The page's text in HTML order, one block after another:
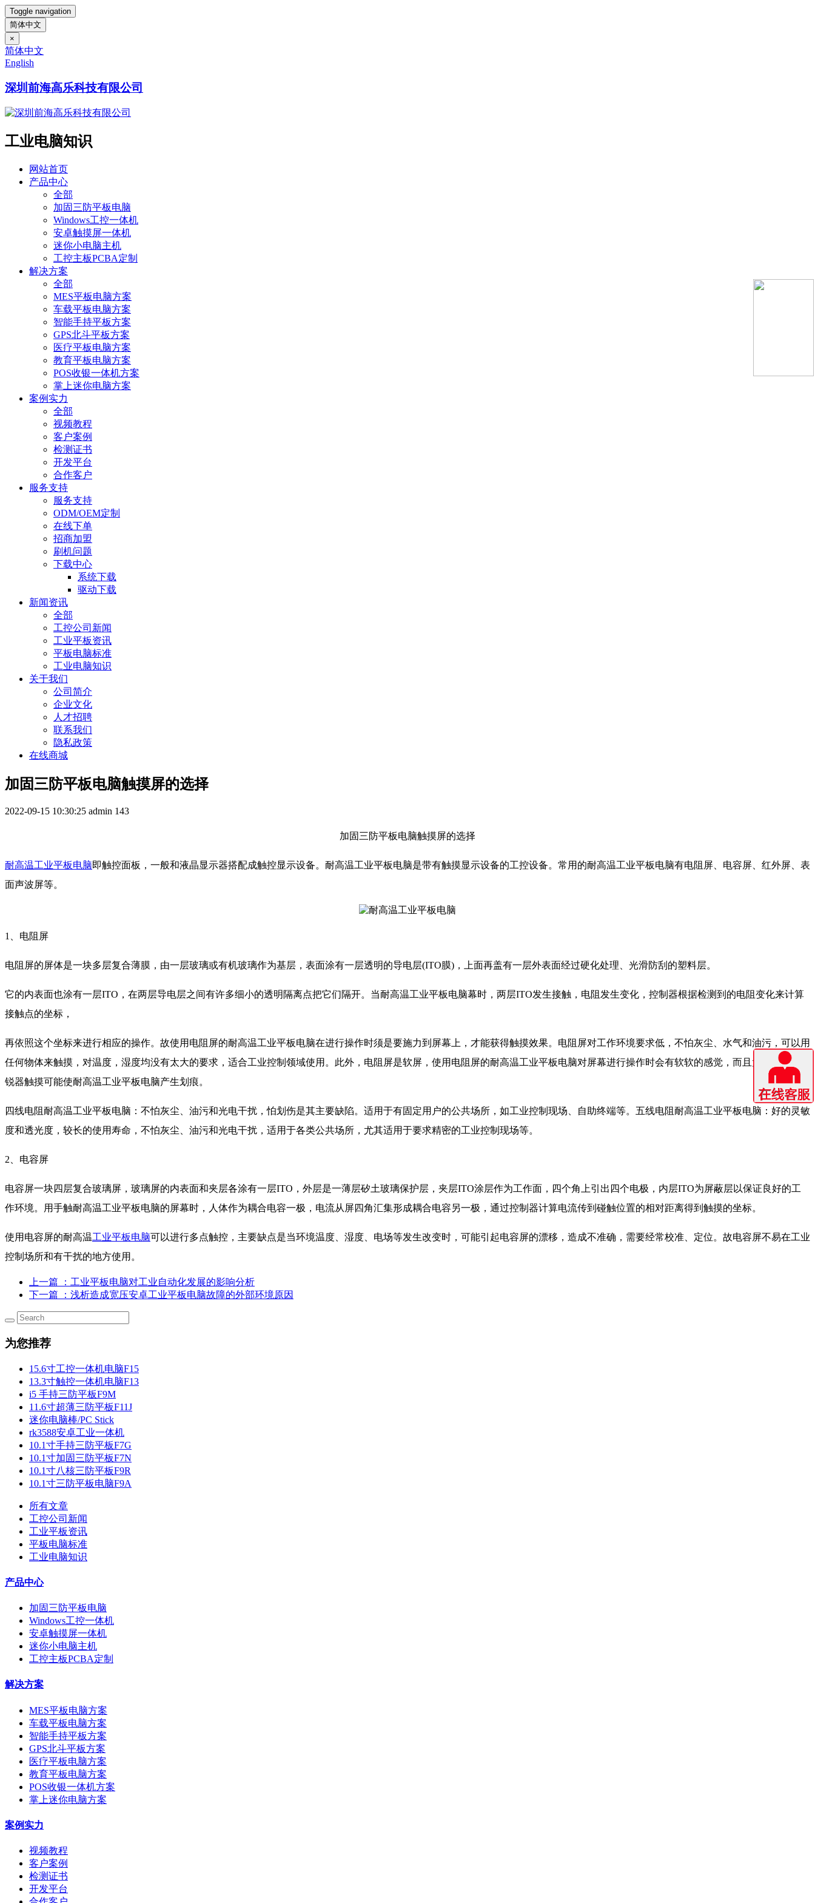
Toggle navigation
简体中文
×
简体中文
English
深圳前海高乐科技有限公司
工业电脑知识
网站首页
产品中心
全部
加固三防平板电脑
Windows工控一体机
安卓触摸屏一体机
迷你小电脑主机
工控主板PCBA定制
解决方案
全部
MES平板电脑方案
车载平板电脑方案
智能手持平板方案
GPS北斗平板方案
医疗平板电脑方案
教育平板电脑方案
POS收银一体机方案
掌上迷你电脑方案
案例实力
全部
视频教程
客户案例
检测证书
开发平台
合作客户
服务支持
服务支持
ODM/OEM定制
在线下单
招商加盟
刷机问题
下载中心
系统下载
驱动下载
新闻资讯
全部
工控公司新闻
工业平板资讯
平板电脑标准
工业电脑知识
关于我们
公司简介
企业文化
人才招聘
联系我们
隐私政策
在线商城
加固三防平板电脑触摸屏的选择
2022-09-15 10:30:25 admin 143
加固三防平板电脑触摸屏的选择
耐高温工业平板电脑即触控面板，一般和液晶显示器搭配成触控显示设备。耐高温工业平板电脑是带有触摸显示设备的工控设备。常用的耐高温工业平板电脑有电阻屏、电容屏、红外屏、表
面声波屏等。
1、电阻屏
电阻屏的屏体是一块多层复合薄膜，由一层玻璃或有机玻璃作为基层，表面涂有一层透明的导电层(ITO膜)，上面再盖有一层外表面经过硬化处理、光滑防刮的塑料层。
它的内表面也涂有一层ITO，在两层导电层之间有许多细小的透明隔离点把它们隔开。当耐高温工业平板电脑幕时，两层ITO发生接触，电阻发生变化，控制器根据检测到的电阻变化来计算
接触点的坐标，
再依照这个坐标来进行相应的操作。故使用电阻屏的耐高温工业平板电脑在进行操作时须是要施力到屏幕上，才能获得触摸效果。电阻屏对工作环境要求低，不怕灰尘、水气和油污，可以用
任何物体来触摸，对温度，湿度均没有太大的要求，适合工业控制领域使用。此外，电阻屏是软屏，使用电阻屏的耐高温工业平板电脑对屏幕进行操作时会有软软的感觉，而且太用力或使用
锐器触摸可能使耐高温工业平板电脑产生划痕。
四线电阻耐高温工业平板电脑：不怕灰尘、油污和光电干扰，怕划伤是其主要缺陷。适用于有固定用户的公共场所，如工业控制现场、自助终端等。五线电阻耐高温工业平板电脑：好的灵敏
度和透光度，较长的使用寿命，不怕灰尘、油污和光电干扰，适用于各类公共场所，尤其适用于要求精密的工业控制现场等。
2、电容屏
电容屏一块四层复合玻璃屏，玻璃屏的内表面和夹层各涂有一层ITO，外层是一薄层矽土玻璃保护层，夹层ITO涂层作为工作面，四个角上引出四个电极，内层ITO为屏蔽层以保证良好的工
作环境。用手触耐高温工业平板电脑的屏幕时，人体作为耦合电容一极，电流从屏四角汇集形成耦合电容另一极，通过控制器计算电流传到碰触位置的相对距离得到触摸的坐标。
使用电容屏的耐高温工业平板电脑可以进行多点触控，主要缺点是当环境温度、湿度、电场等发生改变时，可能引起电容屏的漂移，造成不准确，需要经常校准、定位。故电容屏不易在工业
控制场所和有干扰的地方使用。
上一篇
：工业平板电脑对工业自动化发展的影响分析
下一篇
：浅析造成宽压安卓工业平板电脑故障的外部环境原因
为您推荐
15.6寸工控一体机电脑F15
13.3寸触控一体机电脑F13
i5 手持三防平板F9M
11.6寸超薄三防平板F11J
迷你电脑棒/PC Stick
rk3588安卓工业一体机
10.1寸手持三防平板F7G
10.1寸加固三防平板F7N
10.1寸八核三防平板F9R
10.1寸三防平板电脑F9A
所有文章
工控公司新闻
工业平板资讯
平板电脑标准
工业电脑知识
产品中心
加固三防平板电脑
Windows工控一体机
安卓触摸屏一体机
迷你小电脑主机
工控主板PCBA定制
解决方案
MES平板电脑方案
车载平板电脑方案
智能手持平板方案
GPS北斗平板方案
医疗平板电脑方案
教育平板电脑方案
POS收银一体机方案
掌上迷你电脑方案
案例实力
视频教程
客户案例
检测证书
开发平台